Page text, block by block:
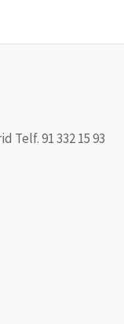
Telf. 91 332 15 93